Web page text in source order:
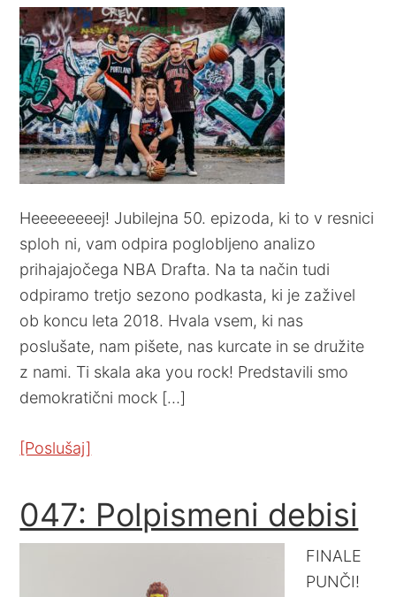
Heeeeeeeej! Jubilejna 50. epizoda, ki to v resnici
sploh ni, vam odpira poglobljeno analizo
prihajajočega NBA Drafta. Na ta način tudi
odpiramo tretjo sezono podkasta, ki je zaživel
ob koncu leta 2018. Hvala vsem, ki nas
poslušate, nam pišete, nas kurcate in se družite
z nami. Ti skala aka you rock! Predstavili smo
demokratični mock […]
[Poslušaj]
047: Polpismeni debisi
FINALE
PUNČI!